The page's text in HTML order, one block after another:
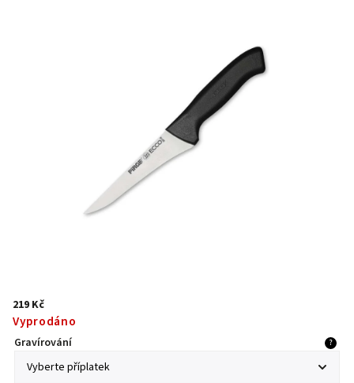
219 Kč
Vyprodáno
Gravírování ?